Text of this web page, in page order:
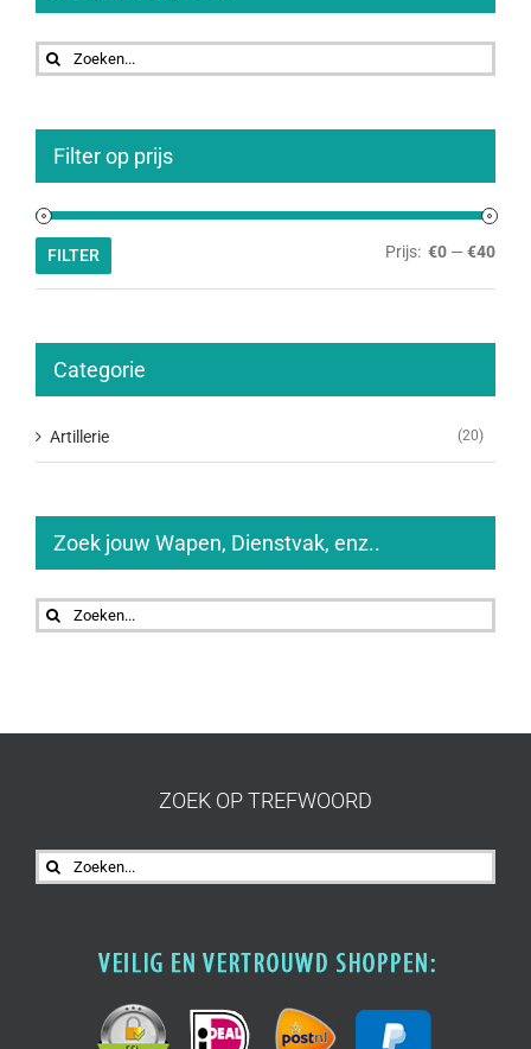
Zoeken
naar:
Filter op prijs
Min.
Max.
FILTER Prijs: €0 — €40
Categorie
Artillerie (20)
Zoek jouw Wapen, Dienstvak, enz..
Zoeken
naar:
ZOEK OP TREFWOORD
Zoeken
naar: